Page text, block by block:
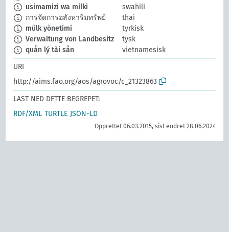
usimamizi wa milki
swahili
การจัดการอสังหาริมทรัพย์
thai
mülk yönetimi
tyrkisk
Verwaltung von Landbesitz
tysk
quản lý tài sản
vietnamesisk
URI
http://aims.fao.org/aos/agrovoc/c_21323863
LAST NED DETTE BEGREPET:
RDF/XML TURTLE JSON-LD
Opprettet 06.03.2015, sist endret 28.06.2024